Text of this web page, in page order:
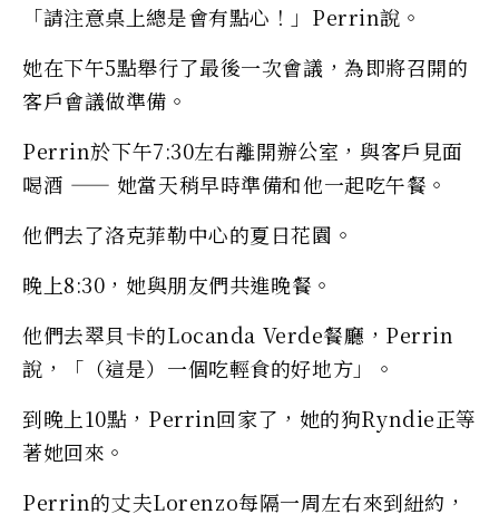
「請注意桌上總是會有點心！」Perrin說。
她在下午5點舉行了最後一次會議，為即將召開的
客戶會議做準備。
Perrin於下午7:30左右離開辦公室，與客戶見面
喝酒 —— 她當天稍早時準備和他一起吃午餐。
他們去了洛克菲勒中心的夏日花園。
晚上8:30，她與朋友們共進晚餐。
他們去翠貝卡的Locanda Verde餐廳，Perrin
說，「（這是）一個吃輕食的好地方」。
到晚上10點，Perrin回家了，她的狗Ryndie正等
著她回來。
Perrin的丈夫Lorenzo每隔一周左右來到紐約，